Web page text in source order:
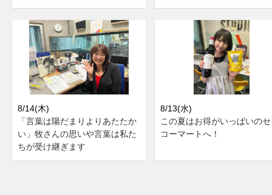
8/14(木)
「言葉は陽だまりよりあたたか
い」牧さんの思いや言葉は私た
ちが受け継ぎます
8/13(水)
この夏はお得がいっぱいの
コーマートへ！